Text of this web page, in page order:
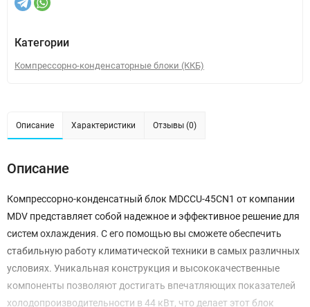
Категории
Компрессорно-конденсаторные блоки (ККБ)
Описание Характеристики Отзывы (0)
Описание
Компрессорно-конденсатный блок MDCCU-45CN1 от компании
MDV представляет собой надежное и эффективное решение для
систем охлаждения. С его помощью вы сможете обеспечить
стабильную работу климатической техники в самых различных
условиях. Уникальная конструкция и высококачественные
компоненты позволяют достигать впечатляющих показателей
холодопроизводительности в 44 кВт, что делает этот блок